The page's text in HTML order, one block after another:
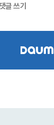
댓글 쓰기